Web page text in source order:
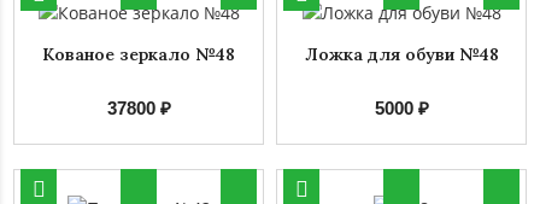
Кованое зеркало №48
37800 ₽
Ложка для обуви №48
5000 ₽